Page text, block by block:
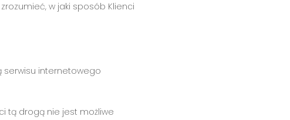
w jaki sposób Klienci
serwisu internetowego
tą drogą nie jest możliwe